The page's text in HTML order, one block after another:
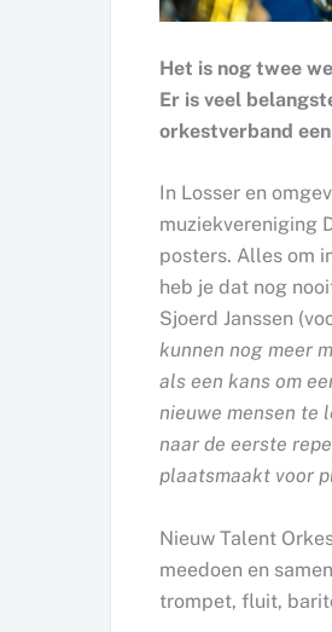
Het is nog twee
Er is veel
orkestverband
In Losser en
muziekvereniging
posters. Alles om
heb je dat nog
Sjoerd Janssen
kunnen nog meer
als een kans om
nieuwe mensen te
naar de eerste
plaatsmaakt voor
Nieuw Talent
meedoen en
trompet, fluit,